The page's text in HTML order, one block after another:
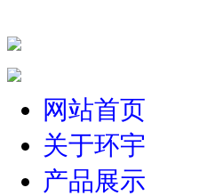
网站首页
关于环宇
产品展示